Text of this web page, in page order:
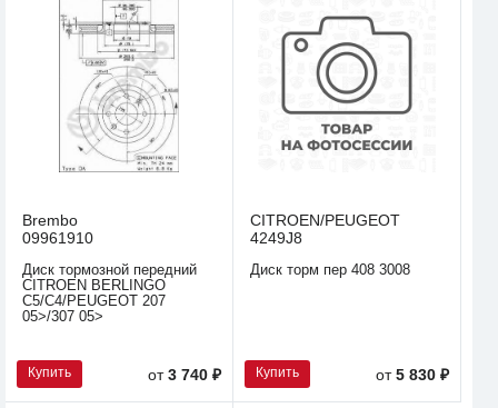
Brembo
09961910
Диск тормозной передний
CITROEN BERLINGO
C5/C4/PEUGEOT 207
05>/307 05>
Купить от3 740 ₽
CITROEN/PEUGEOT
4249J8
Диск торм пер 408 3008
Купить от5 830 ₽